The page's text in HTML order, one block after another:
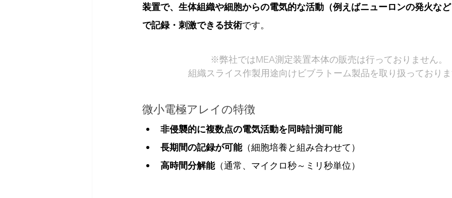
装置で、生体組織や細胞からの電気的な活動（例えばニューロンの発火な
で記録・刺激できる技術です。
※弊社ではMEA測定装置本体の販売は行っておりません。
組織スライス作製用途向けビブラトーム製品を取り扱っており
微小電極アレイの特徴
非侵襲的に複数点の電気活動を同時計測可能
長期間の記録が可能（細胞培養と組み合わせて）
高時間分解能（通常、マイクロ秒～ミリ秒単位）